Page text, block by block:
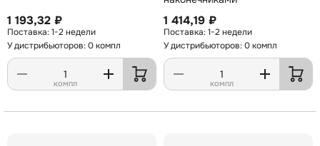
1 193,32 ₽
1-2 недели
У дистрибьюторов: 0 компл
компл
1 414,19 ₽
1-2 недели
У дистрибьюторов: 0 компл
компл